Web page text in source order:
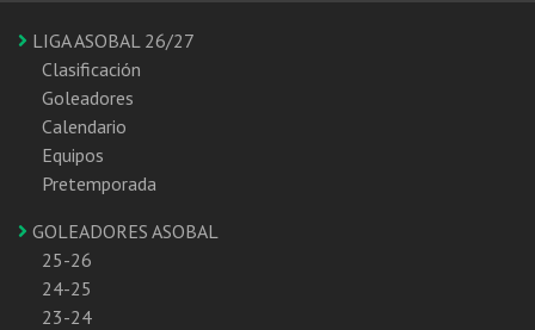
LIGA ASOBAL 26/27
Clasificación
Goleadores
Calendario
Equipos
Pretemporada
GOLEADORES ASOBAL
25-26
24-25
23-24